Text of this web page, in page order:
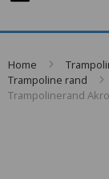
Home
Trampoline rand
Trampolinerand